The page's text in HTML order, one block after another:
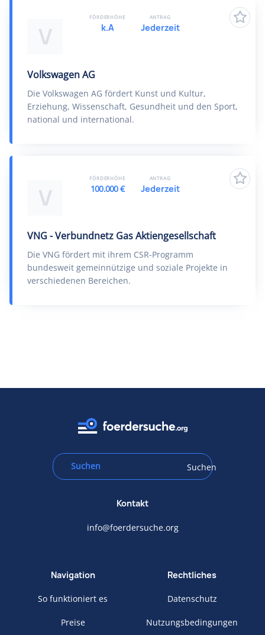
V
Volkswagen AG
Die Volkswagen AG fördert Kunst und Kultur,
Erziehung, Wissenschaft, Gesundheit und den Sport,
national und international.
FÖRDERHÖHE
k.A
ANTRAG
Jederzeit
V
VNG - Verbundnetz Gas Aktiengesellschaft
Die VNG fördert mit ihrem CSR-Programm
bundesweit gemeinnützige und soziale Projekte in
verschiedenen Bereichen.
FÖRDERHÖHE
100.000 €
ANTRAG
Jederzeit
Suchen
Kontakt
info@foerdersuche.org
Navigation
So funktioniert es
Preise
Rechtliches
Datenschutz
Nutzungsbedingungen